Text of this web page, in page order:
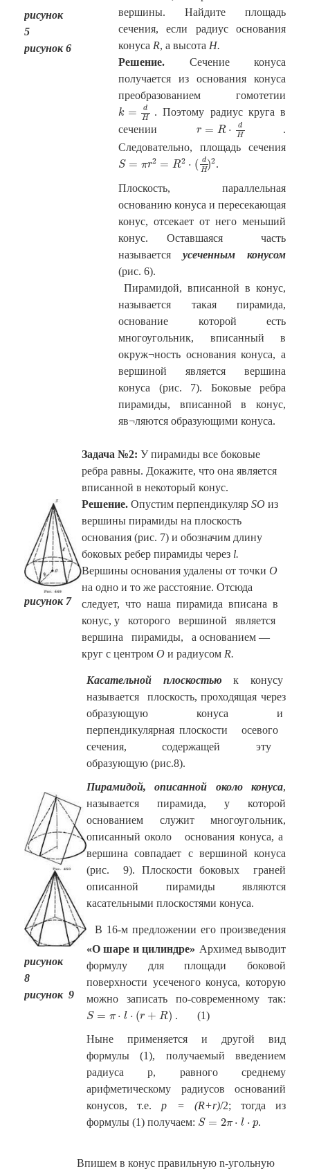
рисунок
5
рисунок 6
вершины. Найдите площадь
сечения, если радиус основания
конуса R, а высота H.
Решение. Сечение конуса
получается из основания конуса
преобразованием гомотетии
k =
d
H
k = H
. Поэтому радиус круга в
сеченииr = R ⋅
d
H
r= R dH
.
Следовательно, площадь сечения
S = πr2 = R2 ⋅ ( d
H)2
S= r 2 R dH 2
.
Плоскость, параллельная
основанию конуса и пересекающая
конус, отсекает от него меньший
конус. Оставшаяся часть
называется усеченным конусом
(рис. 6).
Пирамидой, вписанной в конус,
называется такая пирамида,
основание которой есть
многоугольник, вписанный в
окруж¬ность основания конуса, а
вершиной является вершина
конуса (рис. 7). Боковые ребра
пирамиды, вписанной в конус,
яв¬ляются образующими конуса.
рисунок 7
Задача №2: У пирамиды все боковые
ребра равны. Докажите, что она является
вписанной в некоторый конус.
Решение. Опустим перпендикуляр SO из
вершины пирамиды на плоскость
основания (рис. 7) и обозначим длину
боковых ребер пирамиды через l.
Вершины основания удалены от точки О
на одно и то же расстояние. Отсюда
следует, что наша пирамида вписана в
конус, у которого вершиной является
вершина пирамиды, а основанием —
круг с центром О и радиусом R.
рисунок
8
рисунок 9
Касательной плоскостью
к конусу
называется плоскость, проходящая через
образующую конуса и
перпендикулярная плоскости осевого
сечения, содержащей эту
образующую (рис.8).
Пирамидой, описанной около конуса,
называется пирамида, у которой
основанием служит многоугольник,
описанный около основания конуса, а
вершина совпадает с вершиной конуса
(рис. 9). Плоскости боковых граней
описанной пирамиды являются
касательными плоскостями конуса.
В 16-м предложении его произведения
«О шаре и цилиндре» Архимед выводит
формулу для площади боковой
поверхности усеченого конуса, которую
можно записать по-современному так:
S = π ⋅ l ⋅ (r + R)
S= + )
. (1)
Ныне применяется и другой вид
формулы (1), получаемый введением
радиуса p, равного среднему
арифметическому радиусов оснований
конусов, т.е.p = (R+r)/2; тогда из
формулы (1) получаем: S = 2π ⋅ l ⋅ p
S= ⋅l .
Впишем в конус правильную n-угольную